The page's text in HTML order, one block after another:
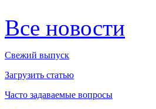
Все новости
Свежий выпуск
Загрузить статью
Часто задаваемые вопросы